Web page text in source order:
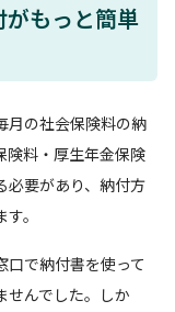
もっと簡単
月の社会保険料の納
険料・厚生年金保険
必要があり、納付方
。
で納付書を使って
せんでした。しか